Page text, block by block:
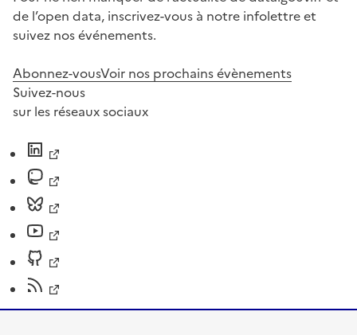
de l’open data, inscrivez-vous à notre infolettre et
suivez nos événements.
Abonnez-vousVoir nos prochains évènements
Suivez-nous
sur les réseaux sociaux